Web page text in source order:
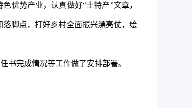
优势产业，认真做好“土特产”文章，
脚点，打好乡村全面振兴漂亮仗，绘
书完成情况等工作做了安排部署。